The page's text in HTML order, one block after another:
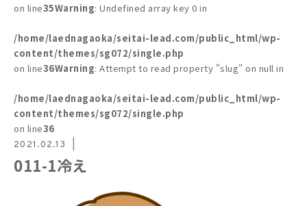
on line35Warning: Undefined array key 0 in
/home/laednagaoka/seitai-lead.com/public_html/wp-
content/themes/sg072/single.php
on line36Warning: Attempt to read property "slug" on null in
/home/laednagaoka/seitai-lead.com/public_html/wp-
content/themes/sg072/single.php
on line36
2021.02.13
011-1冷え